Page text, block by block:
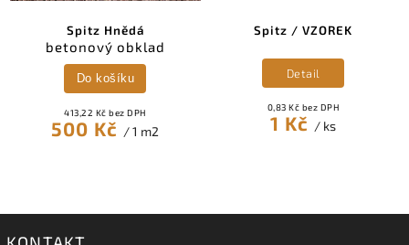
Spitz Hnědá
betonový obklad
413,22 Kč bez DPH
500 Kč / 1 m2
Do košíku
Spitz / VZOREK
0,83 Kč bez DPH
1 Kč / ks
Detail